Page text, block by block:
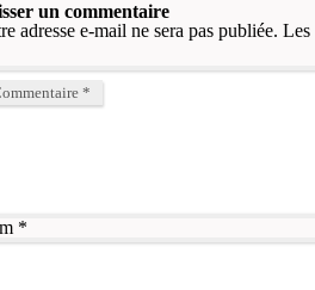
un commentaire
adresse e-mail ne sera pas publiée. Les
*
*